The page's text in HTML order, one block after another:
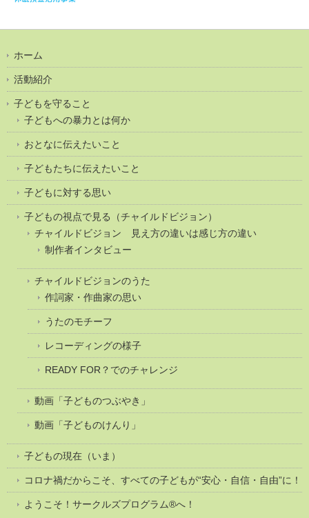
ホーム
活動紹介
子どもを守ること
子どもへの暴力とは何か
おとなに伝えたいこと
子どもたちに伝えたいこと
子どもに対する思い
子どもの視点で見る（チャイルドビジョン）
チャイルドビジョン 見え方の違いは感じ方の違い
制作者インタビュー
チャイルドビジョンのうた
作詞家・作曲家の思い
うたのモチーフ
レコーディングの様子
READY FOR？でのチャレンジ
動画「子どものつぶやき」
動画「子どものけんり」
子どもの現在（いま）
コロナ禍だからこそ、すべての子どもが“安心・自信・自由”に！
ようこそ！サークルズプログラム®へ！